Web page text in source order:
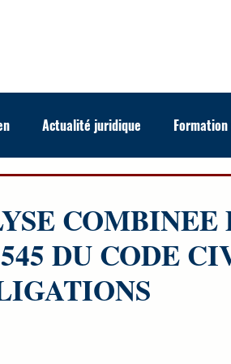
Actualité juridique
COMBINEE
DU CODE